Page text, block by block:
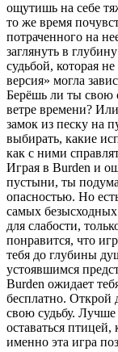
ощутишь на себе
то же время
потраченного на
заглянуть в
судьбой, которая
версия» могла
Берёшь ли ты свою
ветре времени?
замок из песку на
выбирать, какие
как с ними
Играя в Burden и
пустыни, ты
опасностью. Но
самых
для слабости,
понравится, что
тебя до глубины
устоявшимся
Burden ожидает
бесплатно. Открой
свою судьбу. Лучше
оставаться
именно эта игра